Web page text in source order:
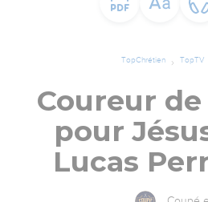
TopChrétien TopTV
Coureur
pour
Lucas